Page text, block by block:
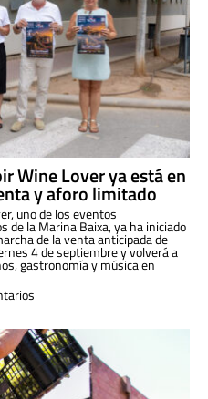
Wine Lover ya está en
y aforo limitado
uno de los eventos
de la Marina Baixa, ya ha iniciado
de la venta anticipada de
4 de septiembre y volverá a
gastronomía y música en